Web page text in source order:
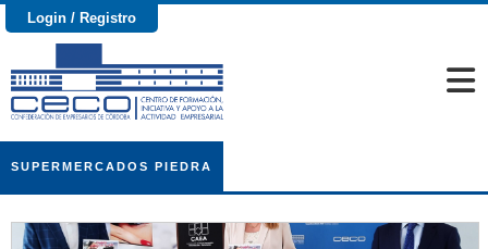
Login / Registro
SUPERMERCADOS PIEDRA